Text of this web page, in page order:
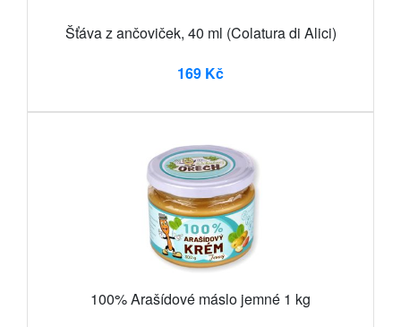
Šťáva z ančoviček, 40 ml (Colatura di Alici)
169 Kč
100% Arašídové máslo jemné 1 kg